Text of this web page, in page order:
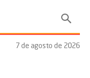
7 de agosto de 2026